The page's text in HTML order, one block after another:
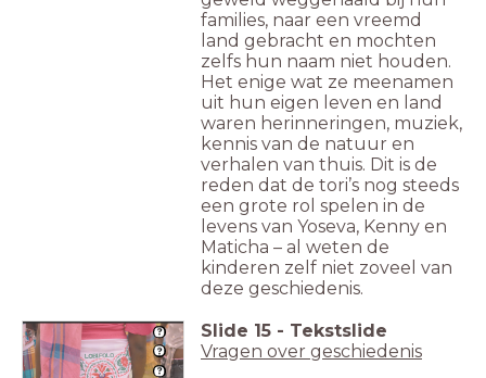
families, naar een vreemd
land gebracht en mochten
zelfs hun naam niet houden.
Het enige wat ze meenamen
uit hun eigen leven en land
waren herinneringen, muziek,
kennis van de natuur en
verhalen van thuis. Dit is de
reden dat de tori’s nog steeds
een grote rol spelen in de
levens van Yoseva, Kenny en
Maticha – al weten de
kinderen zelf niet zoveel van
deze geschiedenis.
Slide 15 - Tekstslide
Vragen over geschiedenis